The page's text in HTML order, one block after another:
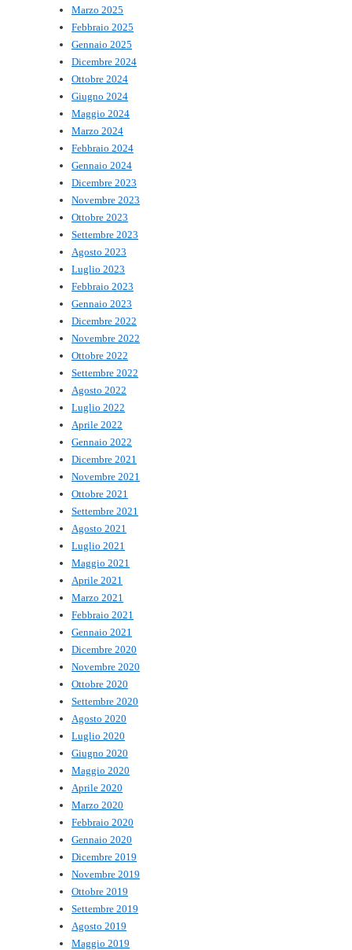
Marzo 2025
Febbraio 2025
Gennaio 2025
Dicembre 2024
Ottobre 2024
Giugno 2024
Maggio 2024
Marzo 2024
Febbraio 2024
Gennaio 2024
Dicembre 2023
Novembre 2023
Ottobre 2023
Settembre 2023
Agosto 2023
Luglio 2023
Febbraio 2023
Gennaio 2023
Dicembre 2022
Novembre 2022
Ottobre 2022
Settembre 2022
Agosto 2022
Luglio 2022
Aprile 2022
Gennaio 2022
Dicembre 2021
Novembre 2021
Ottobre 2021
Settembre 2021
Agosto 2021
Luglio 2021
Maggio 2021
Aprile 2021
Marzo 2021
Febbraio 2021
Gennaio 2021
Dicembre 2020
Novembre 2020
Ottobre 2020
Settembre 2020
Agosto 2020
Luglio 2020
Giugno 2020
Maggio 2020
Aprile 2020
Marzo 2020
Febbraio 2020
Gennaio 2020
Dicembre 2019
Novembre 2019
Ottobre 2019
Settembre 2019
Agosto 2019
Maggio 2019